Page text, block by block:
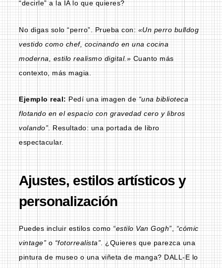
“decirle” a la IA lo que quieres?
No digas solo “perro”. Prueba con: «Un perro bulldog
vestido como chef, cocinando en una cocina
moderna, estilo realismo digital.» Cuanto más
contexto, más magia.
Ejemplo real:Pedí una imagen de“una biblioteca
flotando en el espacio con gravedad cero y libros
volando” . Resultado: una portada de libro
espectacular.
Ajustes, estilos artísticos y
personalización
Puedes incluir estilos como“estilo Van Gogh”,“cómic
vintage” o “fotorrealista” . ¿Quieres que parezca una
pintura de museo o una viñeta de manga? DALL-E lo